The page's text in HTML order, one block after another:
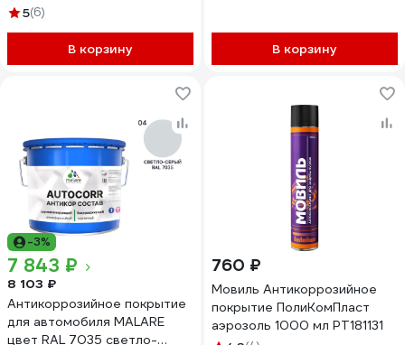
матовая, 20 кг
5(6)
В корзину В корзину
-3%
7 843 ₽
8 103 ₽
Антикоррозийное покрытие
для автомобиля MALARE
цвет RAL 7035 светло-
760 ₽
Мовиль Антикоррозийное
покрытие ПолиКомПласт
аэрозоль 1000 мл РТ181131